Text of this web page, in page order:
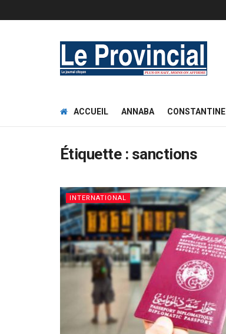
ACCUEIL ANNABA CONSTANTINE
Étiquette : sanctions
INTERNATIONAL